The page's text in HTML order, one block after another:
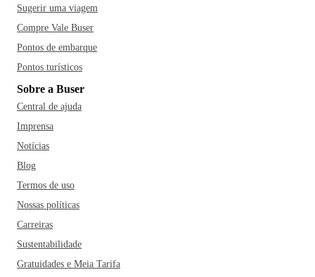
Sugerir uma viagem
Compre Vale Buser
Pontos de embarque
Pontos turísticos
Sobre a Buser
Central de ajuda
Imprensa
Notícias
Blog
Termos de uso
Nossas políticas
Carreiras
Sustentabilidade
Gratuidades e Meia Tarifa